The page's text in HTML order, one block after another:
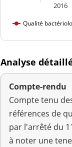
Qualité
2016
Analyse
Compte-rendu
Compte tenu
références de
par l'arrêté du
à noter une